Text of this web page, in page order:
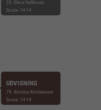
23. Elma Halilcevic
Score: 14-14
UDVISNING
79. Kristina Kristiansen
Score: 14-14